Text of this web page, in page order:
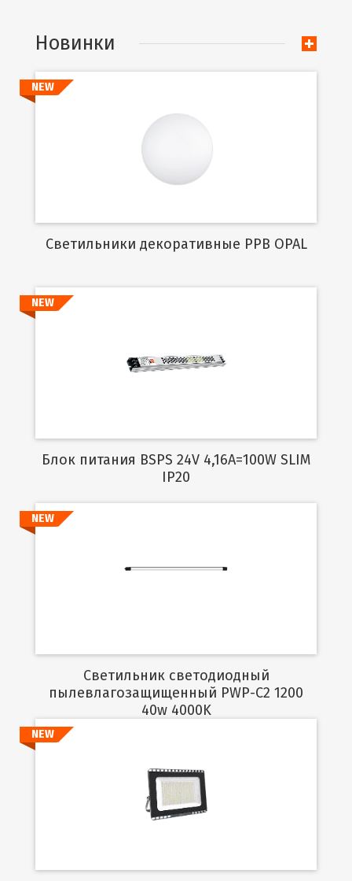
Новинки
NEW
Cветильники декоративные PPB OPAL
Подробнее
NEW
Блок питания BSPS 24V 4,16A=100W SLIM
IP20
NEW
Светильник светодиодный
пылевлагозащищенный PWP-C2 1200
40w 4000K
Подробнее
NEW